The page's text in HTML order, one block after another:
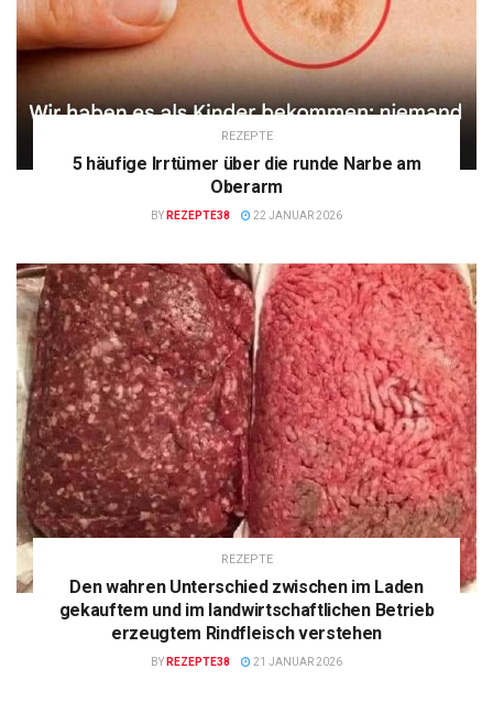
REZEPTE
5 häufige Irrtümer über die runde Narbe am
Oberarm
BY REZEPTE38 22 JANUAR 2026
REZEPTE
Den wahren Unterschied zwischen im Laden
gekauftem und im landwirtschaftlichen Betrieb
erzeugtem Rindfleisch verstehen
BY REZEPTE38 21 JANUAR 2026